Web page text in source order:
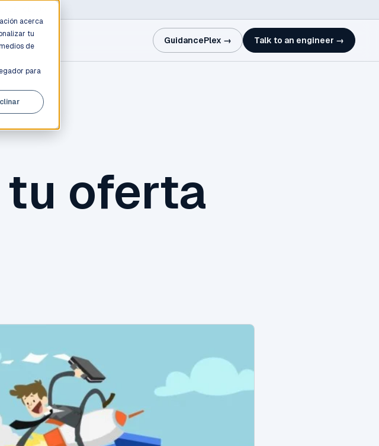
acerca
tu
de
para
GuidancePlex → Talk to an engineer →
tu oferta